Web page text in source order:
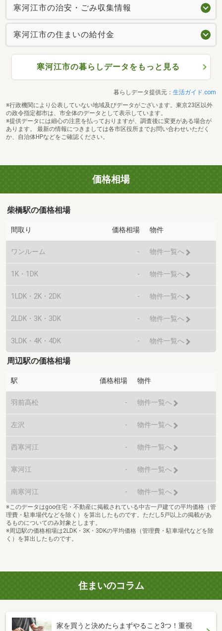
寒河江市の治安・ごみ収集情報
寒河江市の住まいの給付金
寒河江市の暮らしデータをもっと見る
暮らしデータ提供元： 生活ガイド.com
※行政機関により公表していない地域及びデータがございます。東京23区以外
の政令指定都市は、市全体のデータとして表示しています。
※提供データには細心の注意を払っておりますが、調査後に変更がある場合が
あります。 最新の情報につきましては各市区役所までお問い合わせいただく
か、自治体HPなどをご確認ください。
価格相場
柴橋駅の価格相場
間取り 価格相場 物件
ワンルーム - 物件一覧へ
1K・1DK - 物件一覧へ
1LDK・2K・2DK - 物件一覧へ
2LDK・3K・3DK - 物件一覧へ
3LDK・4K・4DK - 物件一覧へ
周辺駅の価格相場
駅 価格相場 物件
羽前高松 - 物件一覧へ
左沢 - 物件一覧へ
西寒河江 - 物件一覧へ
寒河江 - 物件一覧へ
南寒河江 - 物件一覧へ
※このデータはgoo住宅・不動産に掲載されている中古一戸建ての平均価格（管
理費・駐車場代などを除く）を算出したものです。ただし5戸以上の掲載があ
るものについてのみ対象とします。
※周辺駅の価格相場は2LDK・3K・3DKの平均価格（管理費・駐車場代などを除
く）を算出したものです。
住まいのコラム
家を買うと決めたらまずやること3つ！重視